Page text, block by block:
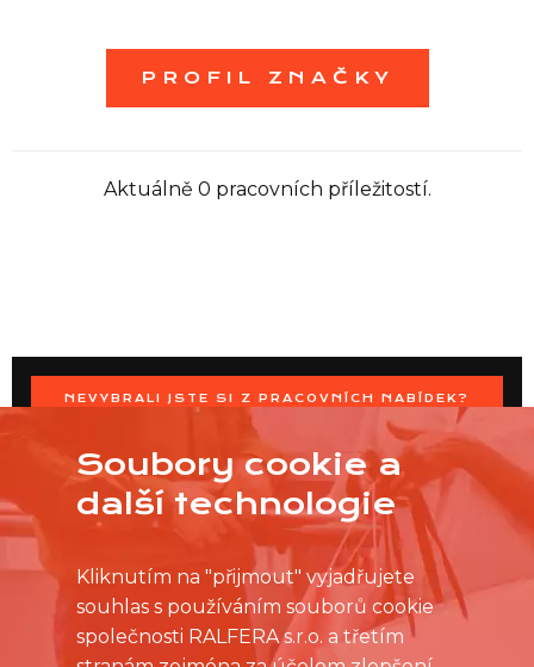
PROFIL ZNAČKY
Aktuálně 0 pracovních příležitostí.
NEVYBRALI JSTE SI Z PRACOVNÍCH NABÍDEK?
OSLOVTE PRODEJNU PŘÍMO S VAŠIMI ČASOVÝMI
MOŽNOSTMI
Soubory cookie a
další technologie
Kliknutím na "přijmout" vyjadřujete
souhlas s používáním souborů cookie
společnosti RALFERA s.r.o. a třetím